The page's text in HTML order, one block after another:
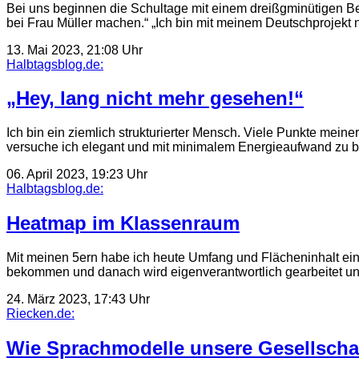
Bei uns beginnen die Schultage mit einem dreißgminütigen
bei Frau Müller machen.“ „Ich bin mit meinem
13. Mai 2023, 21:08 Uhr
Halbtagsblog.de:
„Hey, lang nicht mehr gesehen!“
Ich bin ein ziemlich strukturierter Mensch. Viele Punkte
versuche ich elegant und mit minimalem Energieaufwand zu
06. April 2023, 19:23 Uhr
Halbtagsblog.de:
Heatmap im Klassenraum
Mit meinen 5ern habe ich heute Umfang und Flächeninhalt
bekommen und danach wird eigenverantwortlich gearbeitet
24. März 2023, 17:43 Uhr
Riecken.de:
Wie Sprachmodelle unsere